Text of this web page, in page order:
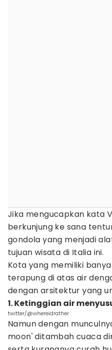
Jika mengucapkan kata
berkunjung ke sana
gondola yang menjadi
tujuan wisata di Italia ini.
Kota yang memiliki
terapung di atas air
dengan arsitektur yang
1. Ketinggian air
twitter/@whereidrather
Namun dengan
moon' ditambah cuaca